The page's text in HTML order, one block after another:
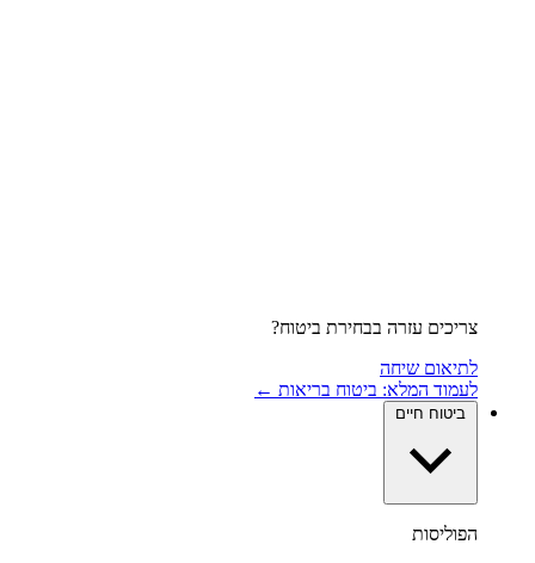
צריכים עזרה בבחירת ביטוח?
לתיאום שיחה
לעמוד המלא: ביטוח בריאות ←
ביטוח חיים
הפוליסות